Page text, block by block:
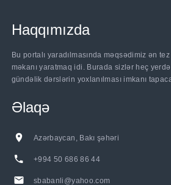
Haqqımızda
Bu portalı yaradılmasında məqsədimiz ən
məkanı yaratmaq idi. Burada sizlər heç
gündəlik dərslərin yoxlanılması imkanı
Əlaqə
Azərbaycan, Bakı şəhəri
+994 50 686 86 44
sbabanli@yahoo.com